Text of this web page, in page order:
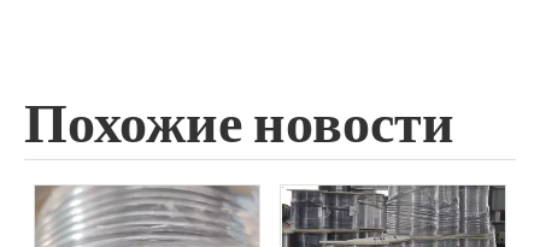
Похожие новости